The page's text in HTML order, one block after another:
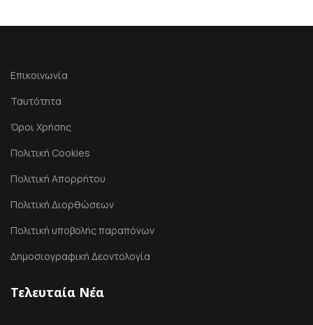
Επικοινωνία
Ταυτότητα
Όροι Χρήσης
Πολιτική Cookies
Πολιτική Απορρήτου
Πολιτική Διορθώσεων
Πολιτική υποβολής παραπόνων
Δημοσιογραφική Δεοντολογία
Τελευταία Νέα